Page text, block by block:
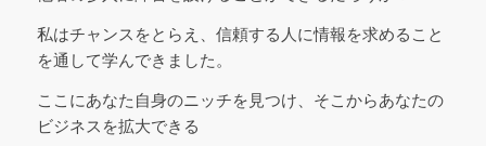
私はチャンスをとらえ、信頼する人に情報を求めること
を通して学んできました。
ここにあなた自身のニッチを見つけ、そこからあなたの
ビジネスを拡大できる